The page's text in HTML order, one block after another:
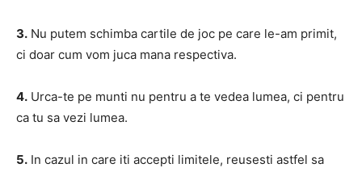
3. Nu putem schimba cartile de joc pe care le-am primit,
ci doar cum vom juca mana respectiva.
4. Urca-te pe munti nu pentru a te vedea lumea, ci pentru
ca tu sa vezi lumea.
5. In cazul in care iti accepti limitele, reusesti astfel sa